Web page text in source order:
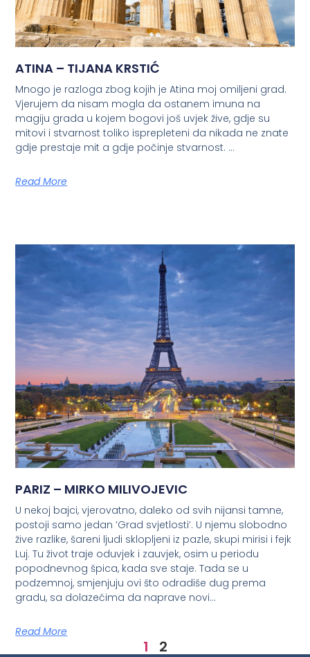
ATINA – TIJANA KRSTIĆ
Mnogo je razloga zbog kojih je Atina moj omiljeni grad.
Vjerujem da nisam mogla da ostanem imuna na
magiju grada u kojem bogovi još uvjek žive, gdje su
mitovi i stvarnost toliko isprepleteni da nikada ne znate
gdje prestaje mit a gdje počinje stvarnost. …
Read More
PARIZ – MIRKO MILIVOJEVIC
U nekoj bajci, vjerovatno, daleko od svih nijansi tamne,
postoji samo jedan ‘Grad svjetlosti’. U njemu slobodno
žive razlike, šareni ljudi sklopljeni iz pazle, skupi mirisi i fejk
Luj. Tu život traje oduvjek i zauvjek, osim u periodu
popodnevnog špica, kada sve staje. Tada se u
podzemnoj, smjenjuju ovi što odradiše dug prema
gradu, sa dolazećima da naprave novi…
Read More
1 2